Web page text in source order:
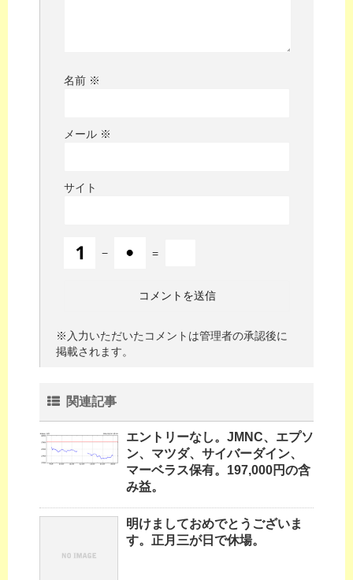
名前 ※
メール ※
サイト
− =
※入力いただいたコメントは管理者の承認後に
掲載されます。
関連記事
エントリーなし。JMNC、エプソ
ン、マツダ、サイバーダイン、
マーベラス保有。197,000円の含
み益。
明けましておめでとうございま
す。正月三が日で休場。